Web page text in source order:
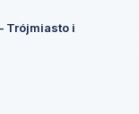
Trójmiasto i